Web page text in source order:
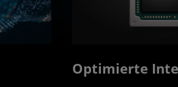
Optimierte